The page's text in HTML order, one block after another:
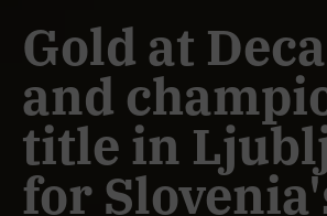
Gold at
and
title in
for